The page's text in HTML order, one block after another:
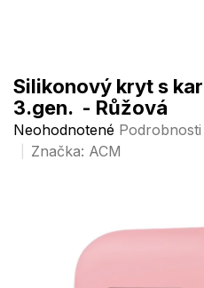
Silikonový kryt s
3.gen. - Růžová
Priemerné
hodnotenie
hviezdičiek.
Neohodnotené
Značka: ACM